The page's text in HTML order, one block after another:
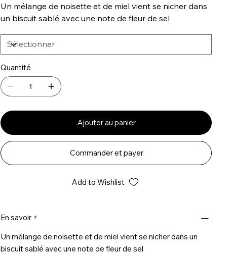
Un mélange de noisette et de miel vient se nicher dans
un biscuit sablé avec une note de fleur de sel
Quantité
Ajouter au panier
Commander et payer
Add to Wishlist
En savoir +
Un mélange de noisette et de miel vient se nicher dans un
biscuit sablé avec une note de fleur de sel